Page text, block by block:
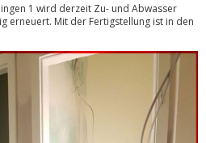
1 wird derzeit Zu- und Abwasser
erneuert. Mit der Fertigstellung ist in den